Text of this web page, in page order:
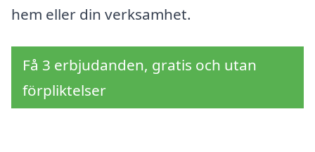
hem eller din verksamhet.
Få 3 erbjudanden, gratis och utan
förpliktelser